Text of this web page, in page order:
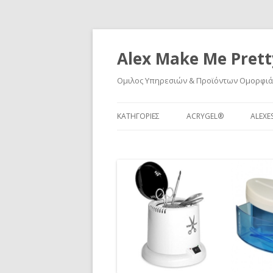
Alex Make Me
Ομιλος Υπηρεσιών & Προϊόντων
ΚΑΤΗΓΟΡΙΕΣ
ΝΌΜΟΙ ΚΑΙ ΔΙΑΔΙΚΑΣΊΕΣ
ΠΡΟΪΌΝΤΑ
ΕΚΠΑΊΔΕΥΣΗ
ACRYGEL®